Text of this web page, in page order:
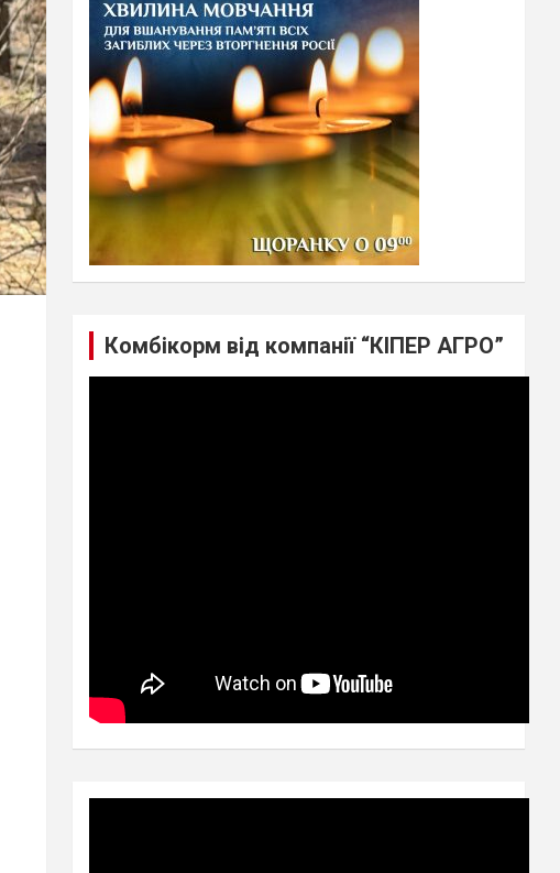
Комбікорм від компанії “КІПЕР АГРО”